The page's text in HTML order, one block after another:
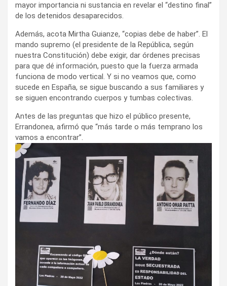
mayor importancia ni sustancia en revelar el “destino final”
de los detenidos desaparecidos.
Además, acota Mirtha Guianze, “copias debe de haber”. El
mando supremo (el presidente de la República, según
nuestra Constitución) debe exigir, dar órdenes precisas
para que dé información, puesto que la fuerza armada
funciona de modo vertical. Y si no veamos que, como
sucede en España, se sigue buscando a sus familiares y
se siguen encontrando cuerpos y tumbas colectivas.
Antes de las preguntas que hizo el público presente,
Errandonea, afirmó que “más tarde o más temprano los
vamos a encontrar”.